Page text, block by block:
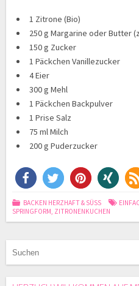
1 Zitrone (Bio)
250 g Margarine oder Butter
150 g Zucker
1 Päckchen Vanillezucker
4 Eier
300 g Mehl
1 Päckchen Backpulver
1 Prise Salz
75 ml Milch
200 g Puderzucker
BACKEN HERZHAFT & SÜSS
SPRINGFORM, ZITRONENKUCHEN